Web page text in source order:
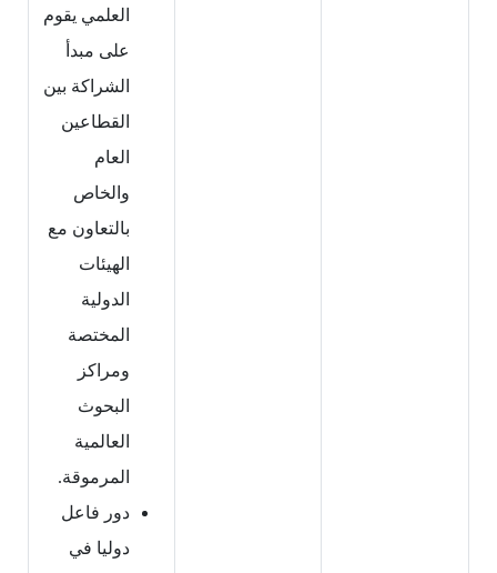
العلمي يقوم
على مبدأ
الشراكة بين
القطاعين
العام
والخاص
بالتعاون مع
الهيئات
الدولية
المختصة
ومراكز
البحوث
العالمية
المرموقة.
دور فاعل
دوليا في